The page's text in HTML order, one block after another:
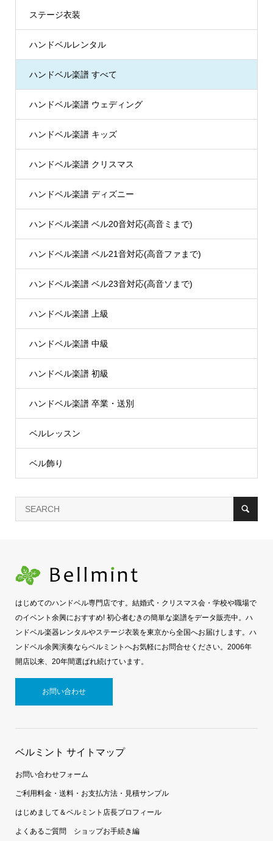
ステージ衣装
ハンドベルレンタル
ハンドベル楽譜 すべて
ハンドベル楽譜 ウェディング
ハンドベル楽譜 キッズ
ハンドベル楽譜 クリスマス
ハンドベル楽譜 ディズニー
ハンドベル楽譜 ベル20音対応(高音ミまで)
ハンドベル楽譜 ベル21音対応(高音ファまで)
ハンドベル楽譜 ベル23音対応(高音ソまで)
ハンドベル楽譜 上級
ハンドベル楽譜 中級
ハンドベル楽譜 初級
ハンドベル楽譜 卒業・送別
ベルレッスン
ベル飾り
はじめてのハンドベル専門店です。結婚式・クリスマス会・学校や職場で
のイベント余興におすすめ! 初心者むきの簡単な楽譜をデータ販売中。ハ
ンドベル楽器レンタルやステージ衣装を東京から全国へお届けします。ハ
ンドベル余興演奏ならベルミントへお気軽にお問合せください。2006年
開店以来、20年間選ばれ続けています。
お問い合わせ
ベルミント サイトマップ
お問い合わせフォーム
ご利用料金・送料・お支払方法・見積サンプル
はじめまして＆ベルミント店長プロフィール
よくあるご質問 ショップお手続き編